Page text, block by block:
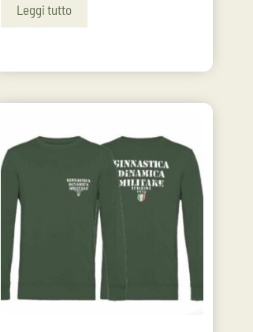
Leggi tutto